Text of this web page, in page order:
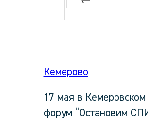
Кемерово
17 мая в Кемеровском
форум “Остановим